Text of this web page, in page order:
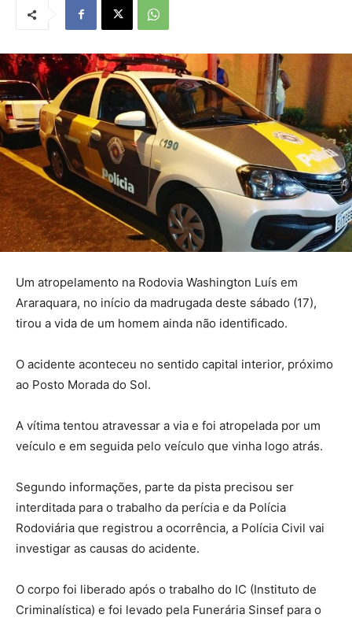
Um atropelamento na Rodovia Washington Luís em
Araraquara, no início da madrugada deste sábado (17),
tirou a vida de um homem ainda não identificado.
O acidente aconteceu no sentido capital interior, próximo
ao Posto Morada do Sol.
A vítima tentou atravessar a via e foi atropelada por um
veículo e em seguida pelo veículo que vinha logo atrás.
Segundo informações, parte da pista precisou ser
interditada para o trabalho da perícia e da Polícia
Rodoviária que registrou a ocorrência, a Polícia Civil vai
investigar as causas do acidente.
O corpo foi liberado após o trabalho do IC (Instituto de
Criminalística) e foi levado pela Funerária Sinsef para o